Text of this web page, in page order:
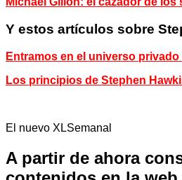
Y estos artículos sobre
Entramos en el universo
Los principios de Stephen
El nuevo XLSemanal
A partir de ahora